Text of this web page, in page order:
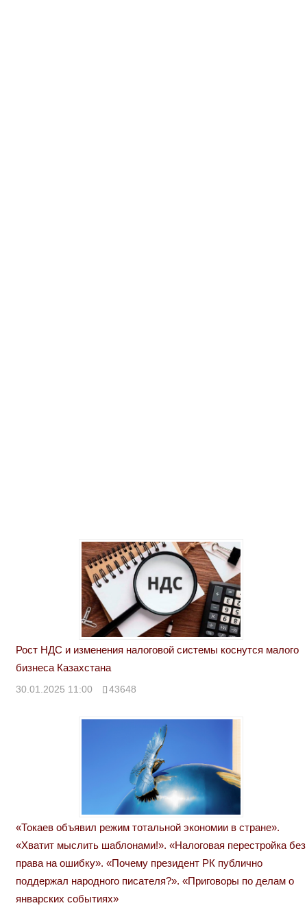
Рост НДС и изменения налоговой системы коснутся малого
бизнеса Казахстана
30.01.2025 11:00 43648
«Токаев объявил режим тотальной экономии в стране».
«Хватит мыслить шаблонами!». «Налоговая перестройка без
права на ошибку». «Почему президент РК публично
поддержал народного писателя?». «Приговоры по делам о
январских событиях»